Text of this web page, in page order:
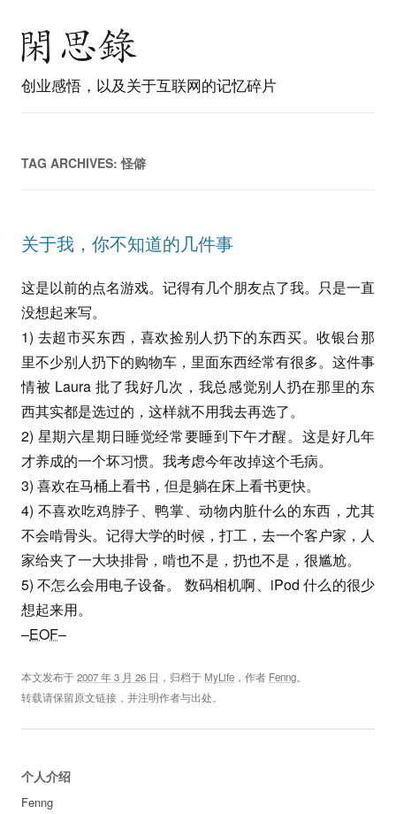
创业感悟，以及关于互联网的记忆碎片
TAG ARCHIVES:怪僻
关于我，你不知道的几件事
这是以前的点名游戏。记得有几个朋友点了我。只是一直
没想起来写。
1) 去超市买东西，喜欢捡别人扔下的东西买。收银台那
里不少别人扔下的购物车，里面东西经常有很多。这件事
情被 Laura 批了我好几次，我总感觉别人扔在那里的东
西其实都是选过的，这样就不用我去再选了。
2) 星期六星期日睡觉经常要睡到下午才醒。这是好几年
才养成的一个坏习惯。我考虑今年改掉这个毛病。
3) 喜欢在马桶上看书，但是躺在床上看书更快。
4) 不喜欢吃鸡脖子、鸭掌、动物内脏什么的东西，尤其
不会啃骨头。记得大学的时候，打工，去一个客户家，人
家给夹了一大块排骨，啃也不是，扔也不是，很尴尬。
5) 不怎么会用电子设备。 数码相机啊、iPod 什么的很少
想起来用。
–EOF–
本文发布于2007 年 3 月 26 日 ，归档于 MyLife ，作者 Fenng。
转载请保留原文链接，并注明作者与出处。
个人介绍
Fenng